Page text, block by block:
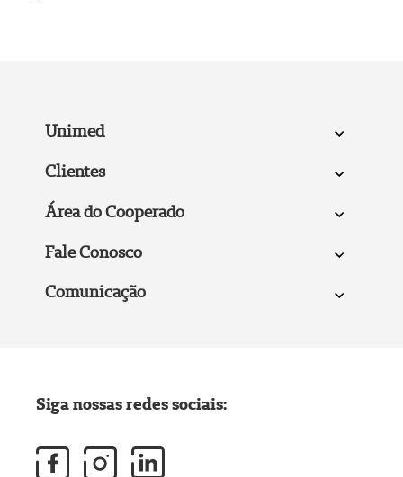
Unimed
Clientes
Área do Cooperado
Fale Conosco
Comunicação
Siga nossas redes sociais: